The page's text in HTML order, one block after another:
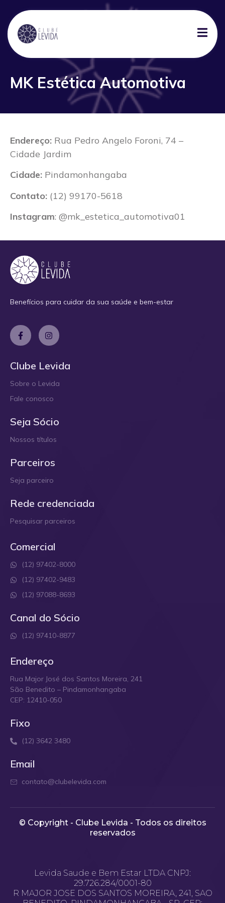
MK Estética Automotiva
Endereço: Rua Pedro Angelo Foroni, 74 –
Cidade Jardim
Cidade: Pindamonhangaba
Contato: (12) 99170-5618
Instagram: @mk_estetica_automotiva01
Benefícios para cuidar da sua saúde e bem-estar
Clube Levida
Sobre o Levida
Fale conosco
Seja Sócio
Nossos títulos
Parceiros
Seja parceiro
Rede credenciada
Pesquisar parceiros
Comercial
(12) 97402-8000
(12) 97402-9483
(12) 97088-8693
Canal do Sócio
(12) 97410-8877
Endereço
Rua Major José dos Santos Moreira, 241
São Benedito – Pindamonhangaba
CEP: 12410-050
Fixo
(12) 3642 3480
Email
contato@clubelevida.com
© Copyright - Clube Levida - Todos os direitos
reservados​
Levida Saude e Bem Estar LTDA CNPJ:
29.726.284/0001-80
R MAJOR JOSE DOS SANTOS MOREIRA, 241, SAO